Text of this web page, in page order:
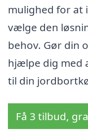
mulighed for at
vælge den
behov. Gør din
hjælpe dig med
til din
Få 3 tilbud,